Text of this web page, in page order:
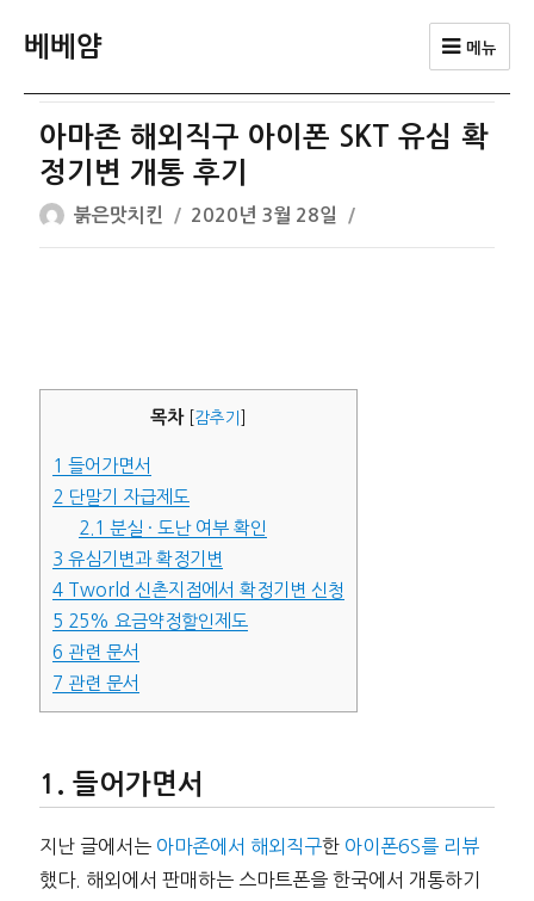
베베얌 메뉴
아마존 해외직구 아이폰 SKT 유심 확
정기변 개통 후기
글
쓴
붉은맛치킨
작
성
2020년 3월 28일
목차 감추기
1 들어가면서
2 단말기 자급제도
2.1 분실 · 도난 여부 확인
3 유심기변과 확정기변
4Tworld 신촌지점에서 확정기변 신청
5 25% 요금약정할인제도
6 관련 문서
7 관련 문서
들어가면서
지난 글에서는 아마존에서 해외직구한 아이폰6S를 리뷰
했다. 해외에서 판매하는 스마트폰을 한국에서 개통하기